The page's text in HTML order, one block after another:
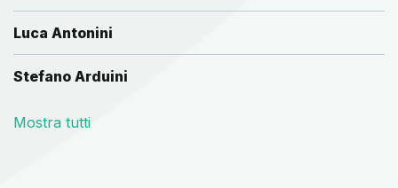
Luca Antonini
Stefano Arduini
Mostra tutti